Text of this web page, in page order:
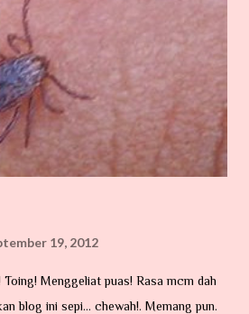
19, 2012
Toing! Menggeliat puas! Rasa mcm dah
blog ini sepi... chewah!. Memang pun.